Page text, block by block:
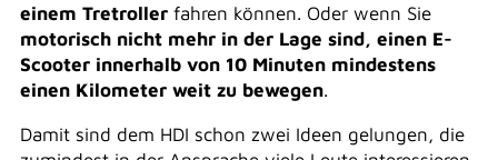
einem Tretrollerfahren können. Oder wenn Sie
motorisch nicht mehr in der Lage sind, einen E-
Scooter innerhalb von 10 Minuten mindestens
einen Kilometer weit zu bewegen.
Damit sind dem HDI schon zwei Ideen gelungen, die